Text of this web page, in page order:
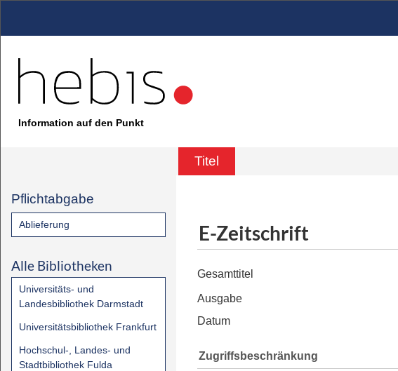
Information auf den Punkt
Titel
Pflichtabgabe
Ablieferung
Alle Bibliotheken
Universitäts- und
Landesbibliothek Darmstadt
Universitätsbibliothek Frankfurt
Hochschul-, Landes- und
Stadtbibliothek Fulda
E-Zeitschrift
Gesamttitel
Ausgabe
Datum
Zugriffsbeschränkung